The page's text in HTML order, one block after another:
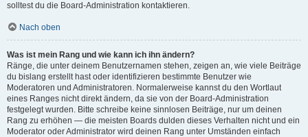
solltest du die Board-Administration kontaktieren.
Nach oben
Was ist mein Rang und wie kann ich ihn ändern?
Ränge, die unter deinem Benutzernamen stehen, zeigen an, wie viele Beiträge
du bislang erstellt hast oder identifizieren bestimmte Benutzer wie
Moderatoren und Administratoren. Normalerweise kannst du den Wortlaut
eines Ranges nicht direkt ändern, da sie von der Board-Administration
festgelegt wurden. Bitte schreibe keine sinnlosen Beiträge, nur um deinen
Rang zu erhöhen — die meisten Boards dulden dieses Verhalten nicht und ein
Moderator oder Administrator wird deinen Rang unter Umständen einfach